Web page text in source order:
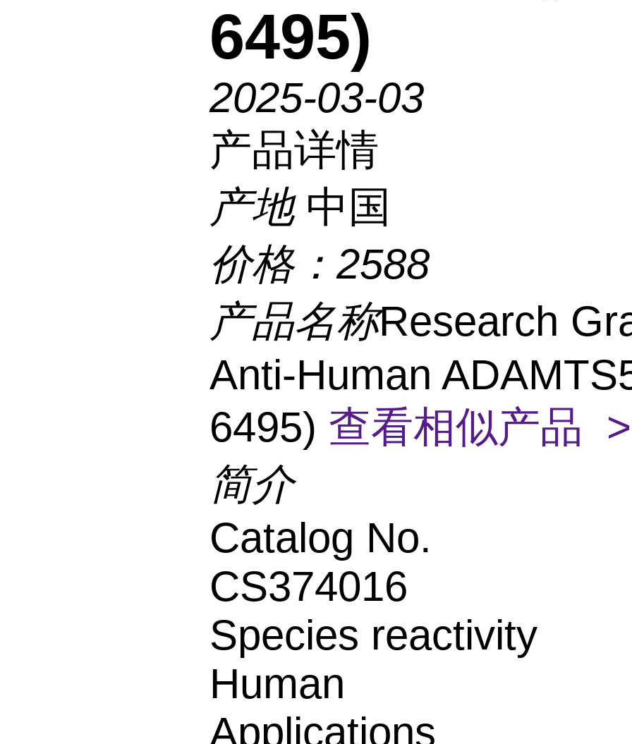
6495)
2025-03-03
产品详情
产地 中国
价格： 2588
产品名称Research
Anti-Human
6495) 查看相似产品 >
简介
Catalog No.
CS374016
Species reactivity
Human
Applications